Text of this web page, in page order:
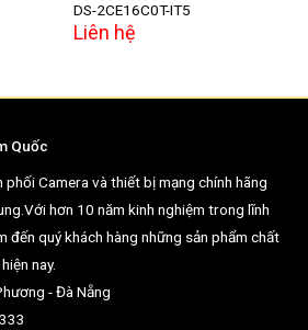
DS-2CE16C0T-IT5
Liên hệ
Quốc
phối Camera và thiết bị mạng chính hãng
hơn 10 năm kinh nghiệm trong lĩnh
đến quý khách hàng những sản phẩm chất
nay.
- Đà Nẵng